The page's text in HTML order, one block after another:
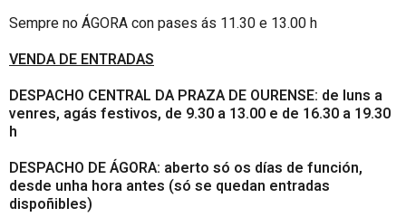
Sempre no ÁGORA con pases ás 11.30 e 13.00 h
VENDA DE ENTRADAS
DESPACHO CENTRAL DA PRAZA DE OURENSE: de luns a
venres, agás festivos, de 9.30 a 13.00 e de 16.30 a 19.30
h
DESPACHO DE ÁGORA: aberto só os días de función,
desde unha hora antes (só se quedan entradas
dispoñibles)